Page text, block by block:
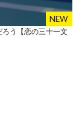
う【恋の三十一文